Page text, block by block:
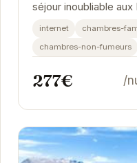
séjour inoubliable
avec les pistes de
internet chambres-
chambres-non-fumeurs
277€ /